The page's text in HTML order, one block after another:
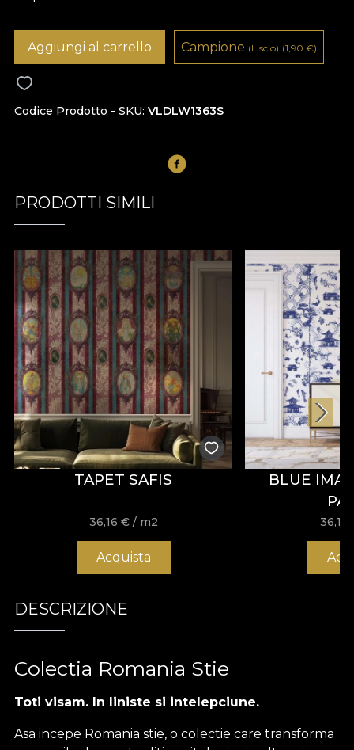
Codice Prodotto - SKU VLDLW1363S
Aggiungi al carrello Campione (Liscio) (1,90 €)
PRODOTTI SIMILI
TAPET SAFIS
36,16 € / m2
Acquista
BLUE
36,16
DESCRIZIONE
Colectia Romania Stie
Toti visam. In liniste si intelepciune.
Asa incepe Romania stie, o colectie care transforma